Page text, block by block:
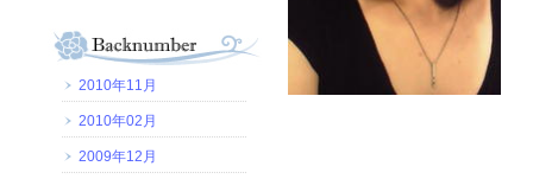
2010年11月
2010年02月
2009年12月